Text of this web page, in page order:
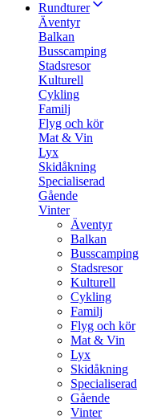
Rundturer
Äventyr
Balkan
Busscamping
Stadsresor
Kulturell
Cykling
Familj
Flyg och kör
Mat & Vin
Lyx
Skidåkning
Specialiserad
Gående
Vinter
Äventyr
Balkan
Busscamping
Stadsresor
Kulturell
Cykling
Familj
Flyg och kör
Mat & Vin
Lyx
Skidåkning
Specialiserad
Gående
Vinter